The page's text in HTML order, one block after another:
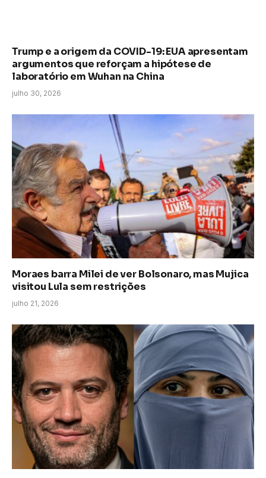
Trump e a origem da COVID-19: EUA apresentam
argumentos que reforçam a hipótese de
laboratório em Wuhan na China
julho 30, 2026
Moraes barra Milei de ver Bolsonaro, mas Mujica
visitou Lula sem restrições
julho 21, 2026